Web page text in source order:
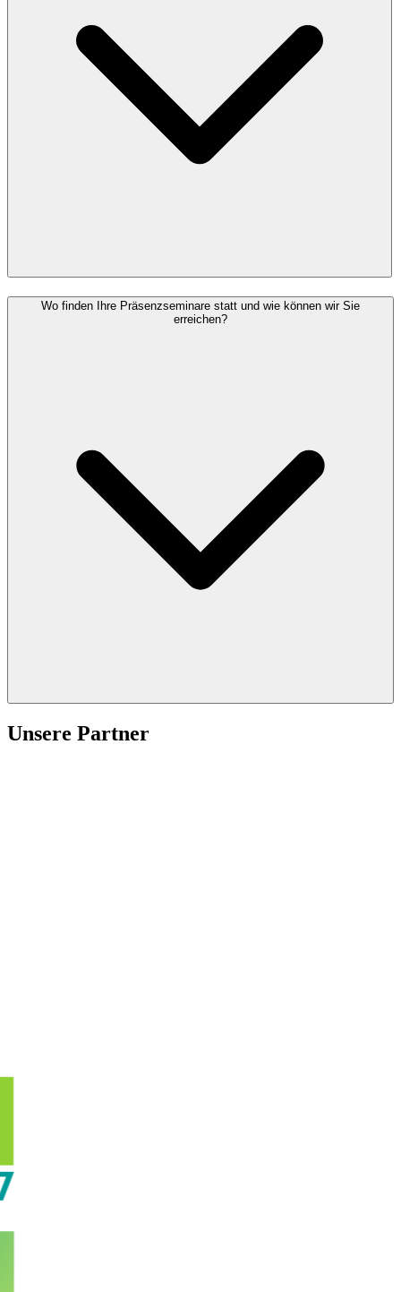
Wo finden Ihre Präsenzseminare statt und wie können wir Sie
erreichen?
Unsere Partner